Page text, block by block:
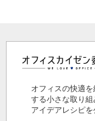
オフィスの快適
する小さな取り組
アイデアレシピを